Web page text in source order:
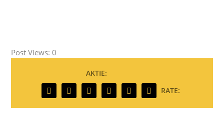
Post Views: 0
AKTIE:
RATE: